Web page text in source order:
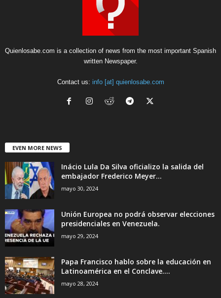
Quienlosabe.com is a collection of news from the most important Spanish
written Newspaper.
Contact us: info [at] quienlosabe.com
EVEN MORE NEWS
Inácio Lula Da Silva oficializo la salida del
embajador Frederico Meyer...
mayo 30, 2024
Unión Europea no podrá observar elecciones
presidenciales en Venezuela.
mayo 29, 2024
Papa Francisco hablo sobre la educación en
Latinoamérica en el Conclave....
mayo 28, 2024